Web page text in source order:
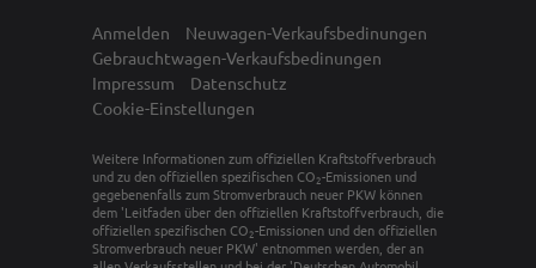
Anmelden
Neuwagen-Verkaufsbedinungen
Gebrauchtwagen-Verkaufsbedinungen
Impressum
Datenschutz
Cookie-Einstellungen
Weitere Informationen zum offiziellen Kraftstoffverbrauch
und zu den offiziellen spezifischen CO 2-Emissionen und
gegebenenfalls zum Stromverbrauch neuer PKW können
dem 'Leitfaden über den offiziellen Kraftstoffverbrauch, die
offiziellen spezifischen CO 2-Emissionen und den offiziellen
Stromverbrauch neuer PKW' entnommen werden, der an